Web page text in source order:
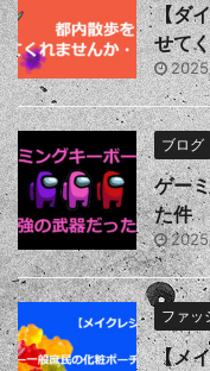
【ダ
せて
ブログ
ゲー
た件
ファッ
【メ